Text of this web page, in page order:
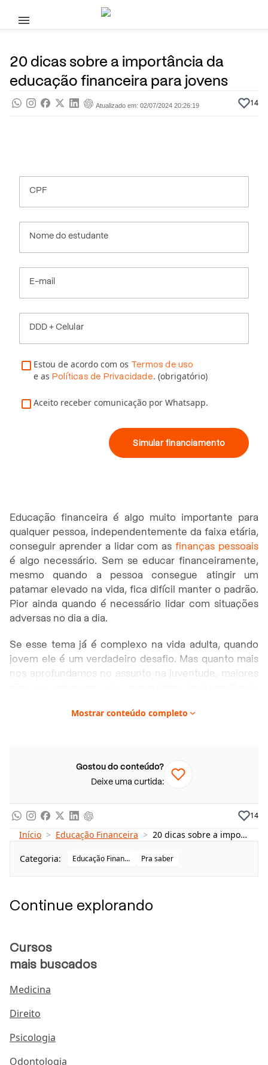
Pular para o conteúdo principal
20 dicas sobre a importância da
educação financeira para jovens
Atualizado em: 02/07/2024 20:26:19 14
CPF
Nome do estudante
E-mail
DDD + Celular
Estou de acordo com os Termos de uso
e as Políticas de Privacidade. (obrigatório)
Aceito receber comunicação por Whatsapp.
Simular financiamento
Educação financeira é algo muito importante para
qualquer pessoa, independentemente da faixa etária,
conseguir aprender a lidar com asfinanças pessoais
é algo necessário. Sem se educar financeiramente,
mesmo quando a pessoa consegue atingir um
patamar elevado na vida, fica difícil manter o padrão.
Pior ainda quando é necessário lidar com situações
adversas no dia a dia.
Se esse tema já é complexo na vida adulta, quando
jovem ele é um verdadeiro desafio. Mas quanto mais
nos aprofundamos no assunto na juventude, maiores
no mundo do superendividamento, muito frequente
que fazer para que isso não se torne um problema.
Nesse sentido, nada melhor do que conhecer
que você comece a organizar suas finanças e seja
capaz de fazer dessa organização um diferencial para
uma melhor qualidade de vida. Pensando nisso, neste
artigo a gente vai te ajudar a entender como funciona
Qual a importância da educação financeira para
O que é educação financeira nas escolas?
Por que é importante estudar educação
Mostrar conteúdo completo
Gostou do conteúdo?
Deixe uma curtida:
14
Início > Educação Financeira > 20 dicas sobre a importância da educação financeira para jovens
Categoria: Educação Financeira Pra saber
Continue explorando
Cursos
mais buscados
Medicina
Direito
Psicologia
Odontologia